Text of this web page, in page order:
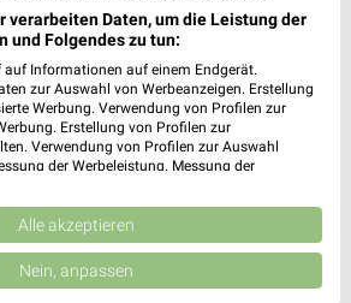
Hombruch
105
Hombruch
- 18:00 Uhr | Geöffnet
55
verarbeiten Daten, um die Leistung der
und Folgendes zu tun:
auf Informationen auf einem Endgerät.
zur Auswahl von Werbeanzeigen. Erstellung
Werbung. Verwendung von Profilen zur
Erstellung von Profilen zur
Verwendung von Profilen zur Auswahl
der Werbeleistung. Messung der
verschiedenen Quellen. Entwicklung und
Verwendung reduzierter Daten zur Auswahl
Europäischen Union weitergegeben und in die
Alle akzeptieren
Nein, anpassen